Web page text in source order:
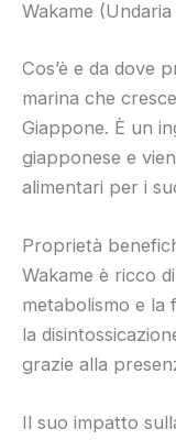
Wakame
Cos’è e da dove
marina che
Giappone. È un
giapponese e
alimentari per i
Proprietà
Wakame è ricco
metabolismo e la
la
grazie alla
Il suo impatto